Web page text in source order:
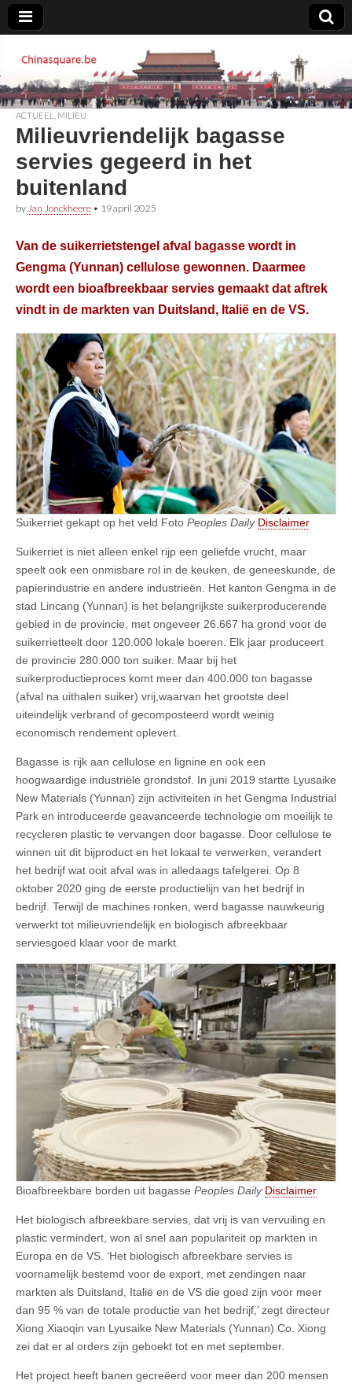
Chinasquare.be
ACTUEEL MILIEU
Milieuvriendelijk bagasse
servies gegeerd in het
buitenland
by Jan Jonckheere • 19 april 2025
Van de suikerrietstengel afval bagasse wordt in
Gengma (Yunnan) cellulose gewonnen. Daarmee
wordt een bioafbreekbaar servies gemaakt dat aftrek
vindt in de markten van Duitsland, Italië en de VS.
Suikerriet gekapt op het veld Foto Peoples Daily Disclaimer
Suikerriet is niet alleen enkel rijp een geliefde vrucht, maar
speelt ook een onmisbare rol in de keuken, de geneeskunde, de
papierindustrie en andere industrieën. Het kanton Gengma in de
stad Lincang (Yunnan) is het belangrijkste suikerproducerende
gebied in de provincie, met ongeveer 26.667 ha grond voor de
suikerrietteelt door 120.000 lokale boeren. Elk jaar produceert
de provincie 280.000 ton suiker. Maar bij het
suikerproductieproces komt meer dan 400.000 ton bagasse
(afval na uithalen suiker) vrij,waarvan het grootste deel
uiteindelijk verbrand of gecomposteerd wordt weinig
economisch rendement oplevert.
Bagasse is rijk aan cellulose en lignine en ook een
hoogwaardige industriële grondstof. In juni 2019 startte Lyusaike
New Materials (Yunnan) zijn activiteiten in het Gengma Industrial
Park en introduceerde geavanceerde technologie om moeilijk te
recycleren plastic te vervangen door bagasse. Door cellulose te
winnen uit dit bijproduct en het lokaal te verwerken, verandert
het bedrijf wat ooit afval was in alledaags tafelgerei. Op 8
oktober 2020 ging de eerste productielijn van het bedrijf in
bedrijf. Terwijl de machines ronken, werd bagasse nauwkeurig
verwerkt tot milieuvriendelijk en biologisch afbreekbaar
serviesgoed klaar voor de markt.
Bioafbreekbare borden uit bagasse Peoples Daily Disclaimer
Het biologisch afbreekbare servies, dat vrij is van vervuiling en
plastic vermindert, won al snel aan populariteit op markten in
Europa en de VS. ‘Het biologisch afbreekbare servies is
voornamelijk bestemd voor de export, met zendingen naar
markten als Duitsland, Italië en de VS die goed zijn voor meer
dan 95 % van de totale productie van het bedrijf,’ zegt directeur
Xiong Xiaoqin van Lyusaike New Materials (Yunnan) Co. Xiong
zei dat er al orders zijn geboekt tot en met september.
Het project heeft banen gecreëerd voor meer dan 200 mensen